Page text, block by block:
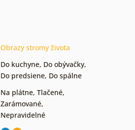
Obrazy stromy života
Do kuchyne, Do obývačky,
Do predsiene, Do spálne
Na plátne, Tlačené,
Zarámované,
Nepravidelné